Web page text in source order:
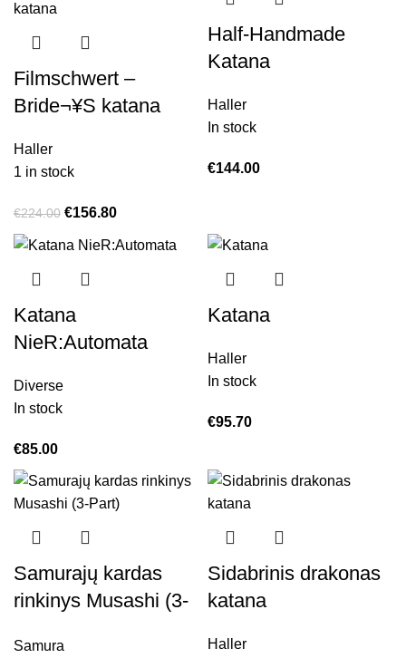
Filmschwert –
Bride¬¥S katana
Haller
1 in stock
€224.00 €156.80
Half-Handmade
Katana
Haller
In stock
€144.00
Katana
NieR:Automata
Diverse
In stock
€85.00
Katana
Haller
In stock
€95.70
Samurajų kardas
rinkinys Musashi (3-
Samura
Sidabrinis drakonas
katana
Haller